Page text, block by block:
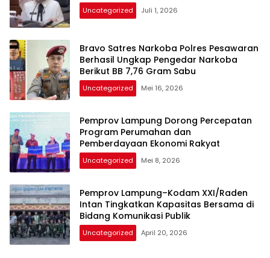
Uncategorized Juli 1, 2026
Bravo Satres Narkoba Polres Pesawaran
Berhasil Ungkap Pengedar Narkoba
Berikut BB 7,76 Gram Sabu
Uncategorized Mei 16, 2026
Pemprov Lampung Dorong Percepatan
Program Perumahan dan
Pemberdayaan Ekonomi Rakyat
Uncategorized Mei 8, 2026
Pemprov Lampung–Kodam XXI/Raden
Intan Tingkatkan Kapasitas Bersama di
Bidang Komunikasi Publik
Uncategorized April 20, 2026